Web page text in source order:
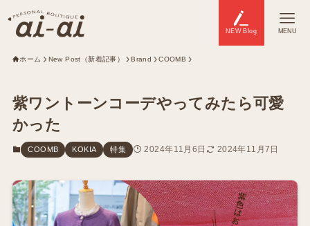
NEW Blog MENU
ホーム New Post（新着記事） Brand COOMB
紫ワントーンコーデやってみたら可愛
かった
COOMB KOKIA 特集 2024年11月6日 2024年11月7日